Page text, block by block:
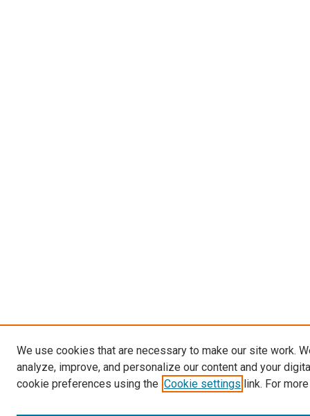
We use cookies that are necessary to make our site work.
analyze, improve, and personalize our content and your
cookie preferences using the Cookie settings link. For